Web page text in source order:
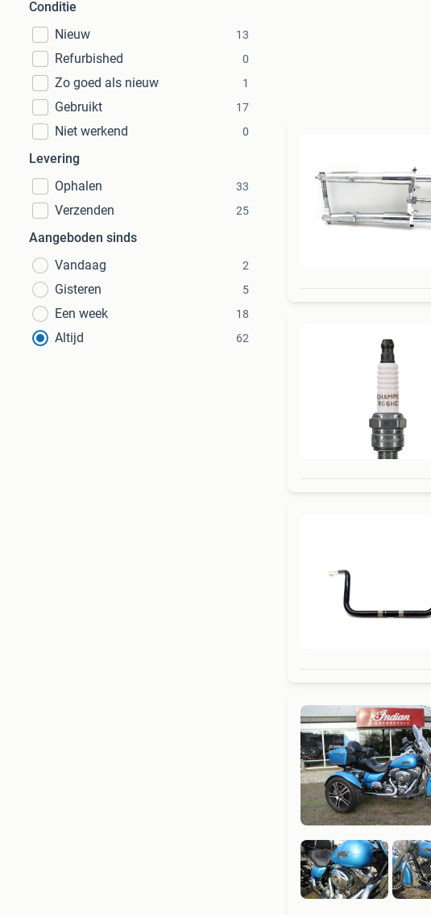
Conditie
Nieuw
13
Refurbished 0
Zo goed als nieuw 1
Gebruikt 17
Niet werkend 0
Levering
Ophalen
33
Verzenden 25
Aangeboden sinds
Vandaag
2
Gisteren 5
Een week 18
Altijd 62